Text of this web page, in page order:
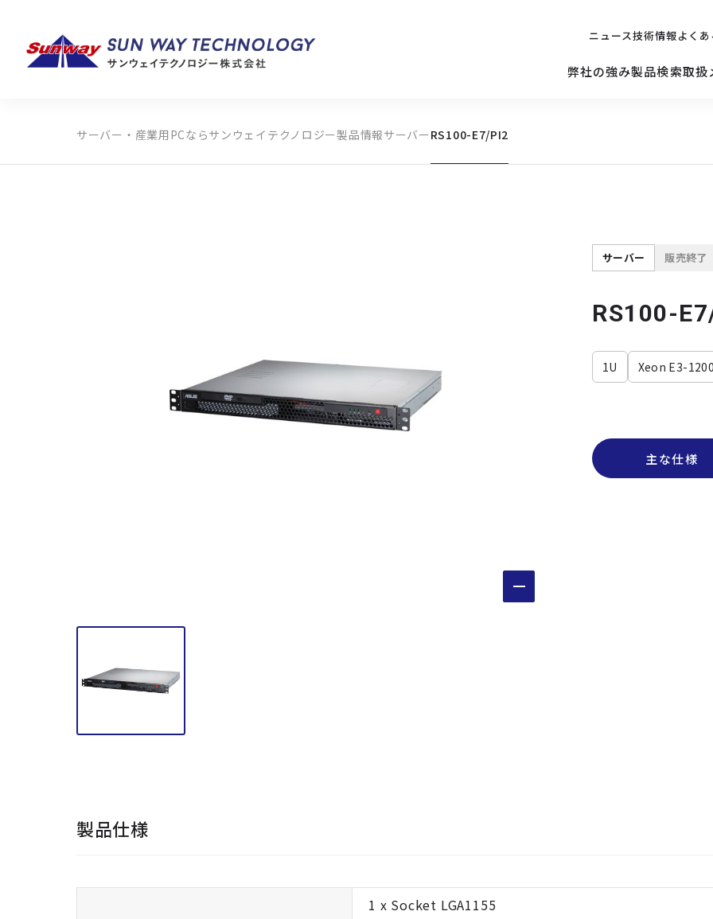
ニュース技術情報よく
弊社の強み製品検索
製品カテゴリから探す
メーカーから探す
サーバー
取扱
キッティング
ご購入を検討されている方へ
サーバー・産業用PCならサンウェイテクノロジー製品情報サーバー RS100-E7/PI2
サーバー 販売終了
RS100-
1U Xeon E3-
主な仕様
製品仕様
1 x Socket LGA1155